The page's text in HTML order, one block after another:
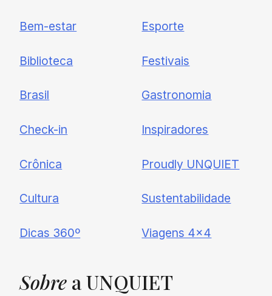
nossas novidades.
Bem-estar
Biblioteca
Brasil
Check-in
Crônica
Cultura
Dicas 360º
Esporte
Festivais
Gastronomia
Inspiradores
Proudly UNQUIET
Sustentabilidade
Viagens 4×4
Sobre a UNQUIET